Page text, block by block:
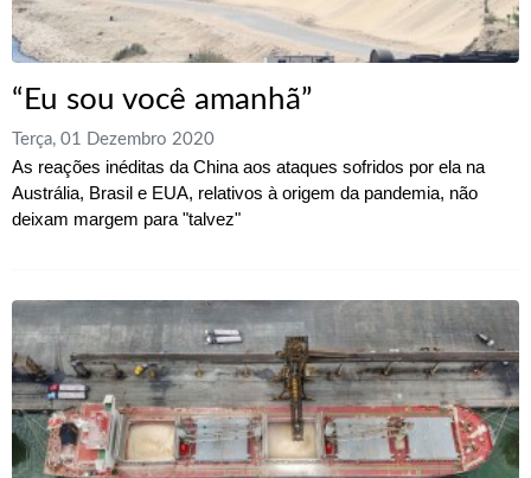
“Eu sou você amanhã”
Terça, 01 Dezembro 2020
As reações inéditas da China aos ataques sofridos por ela na
Austrália, Brasil e EUA, relativos à origem da pandemia, não
deixam margem para "talvez"